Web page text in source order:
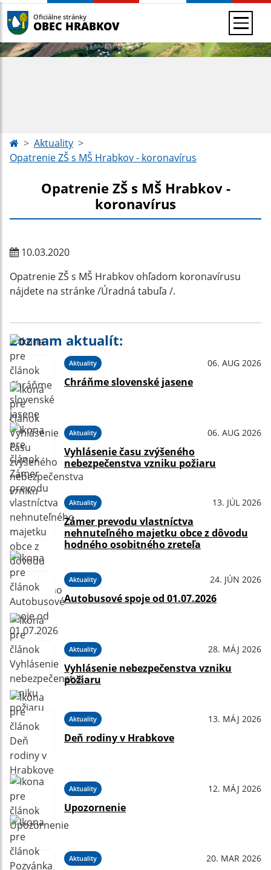
Oficiálne stránky
OBEC HRABKOV
Aktuality
Opatrenie ZŠ s MŠ Hrabkov - koronavírus
Opatrenie ZŠ s MŠ Hrabkov -
koronavírus
10.03.2020
Opatrenie ZŠ s MŠ Hrabkov ohľadom koronavírusu
nájdete na stránke /Úradná tabuľa /.
Zoznam aktualít:
Aktuality 06. AUG 2026
Chráňme slovenské jasene
Aktuality 06. AUG 2026
Vyhlásenie času zvýšeného
nebezpečenstva vzniku požiaru
Aktuality 13. JÚL 2026
Zámer prevodu vlastníctva
nehnuteľného majetku obce z dôvodu
hodného osobitného zreteľa
Aktuality 24. JÚN 2026
Autobusové spoje od 01.07.2026
Aktuality 28. MÁJ 2026
Vyhlásenie nebezpečenstva vzniku
požiaru
Aktuality 13. MÁJ 2026
Deň rodiny v Hrabkove
Aktuality 12. MÁJ 2026
Upozornenie
Aktuality 20. MAR 2026